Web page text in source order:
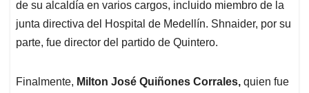
de su alcaldía en varios cargos, incluido miembro de la
junta directiva del Hospital de Medellín. Shnaider, por su
parte, fue director del partido de Quintero.
Finalmente, Milton José Quiñones Corrales, quien fue